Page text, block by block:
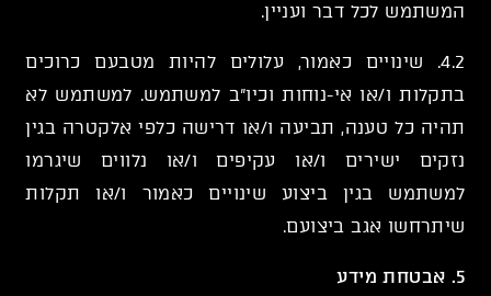
המשתמש לכל דבר ועניין.
4.2. שינויים כאמור, עלולים להיות מטבעם כרוכים
בתקלות ו/או אי-נוחות וכיו"ב למשתמש. למשתמש לא
תהיה כל טענה, תביעה ו/או דרישה כלפי אלקטרה בגין
נזקים ישירים ו/או עקיפים ו/או נלווים שיגרמו
למשתמש בגין ביצוע שינויים כאמור ו/או תקלות
שיתרחשו אגב ביצועם.
5. אבטחת מידע